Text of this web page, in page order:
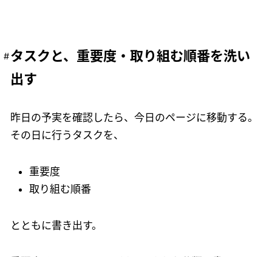
タスクと、重要度・取り組む順番を洗い
出す
昨日の予実を確認したら、今日のページに移動する。
その日に行うタスクを、
重要度
取り組む順番
とともに書き出す。